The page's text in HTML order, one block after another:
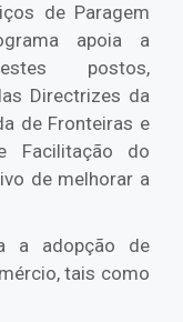
de Paragem
apoia a
postos,
Directrizes da
de Fronteiras e
Facilitação do
de melhorar a
a adopção de
tais como